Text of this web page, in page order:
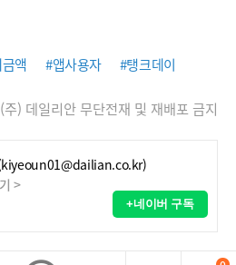
액 #앱사용자 #탱크데이
) 데일리안 무단전재 및 재배포 금지
>
+네이버 구독